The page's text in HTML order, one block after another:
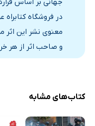
بحران بدهی و جهانی
فصل پنجم. تعدیل:
شواهد در بهترین حالت
تشریح رکود: «شوک‌های
مکزیک: اصلاح‌طلب نمونه؟
شیلی به مثابۀ یک
ج‍ه‍ان‍ی‌ بر اساس
در فروشگاه
معنوی نشر این اثر
و صاحب اثر از هر
کتاب‌های مشابه